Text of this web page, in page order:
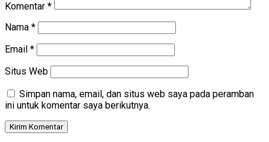
Komentar *
Nama *
Email *
Situs Web
Simpan nama, email, dan situs web saya pada peramban
ini untuk komentar saya berikutnya.